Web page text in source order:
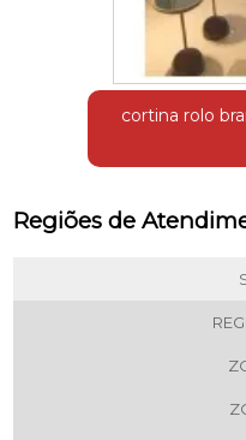
cortina rolo
Regiões de